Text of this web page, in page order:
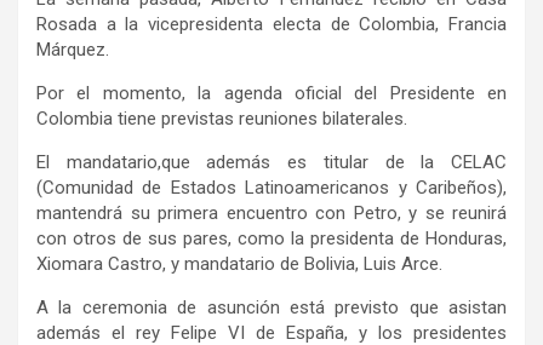
Rosada a la vicepresidenta electa de Colombia, Francia
Márquez.
Por el momento, la agenda oficial del Presidente en
Colombia tiene previstas reuniones bilaterales.
El mandatario,que además es titular de la CELAC
(Comunidad de Estados Latinoamericanos y Caribeños),
mantendrá su primera encuentro con Petro, y se reunirá
con otros de sus pares, como la presidenta de Honduras,
Xiomara Castro, y mandatario de Bolivia, Luis Arce.
A la ceremonia de asunción está previsto que asistan
además el rey Felipe VI de España, y los presidentes